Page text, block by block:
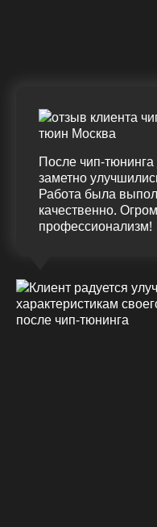
После чип-тюнинга
заметно
Работа была
качественно.
профессионализм!